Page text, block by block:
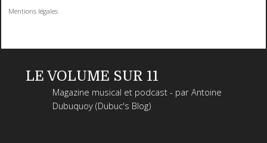
Mentions légales
LE VOLUME SUR 11
Magazine musical et podcast - par Antoine
Dubuquoy (Dubuc's Blog)